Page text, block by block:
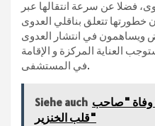
فضلا عن سرعة انتقالها عبر
خطورتها تتعلق بناقلي العدوى
ويساهمون في انتشار العدوى
العناية المركزة و الإقامة
في المستشفى.
Siehe auch وفاة "صاحب
قلب الخنزير"